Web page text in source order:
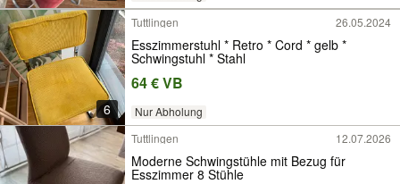
6
Tuttlingen 26.05.2024
Esszimmerstuhl * Retro * Cord * gelb *
Schwingstuhl * Stahl
64 € VB
Nur Abholung
Tuttlingen 12.07.2026
Moderne Schwingstühle mit Bezug für
Esszimmer 8 Stühle